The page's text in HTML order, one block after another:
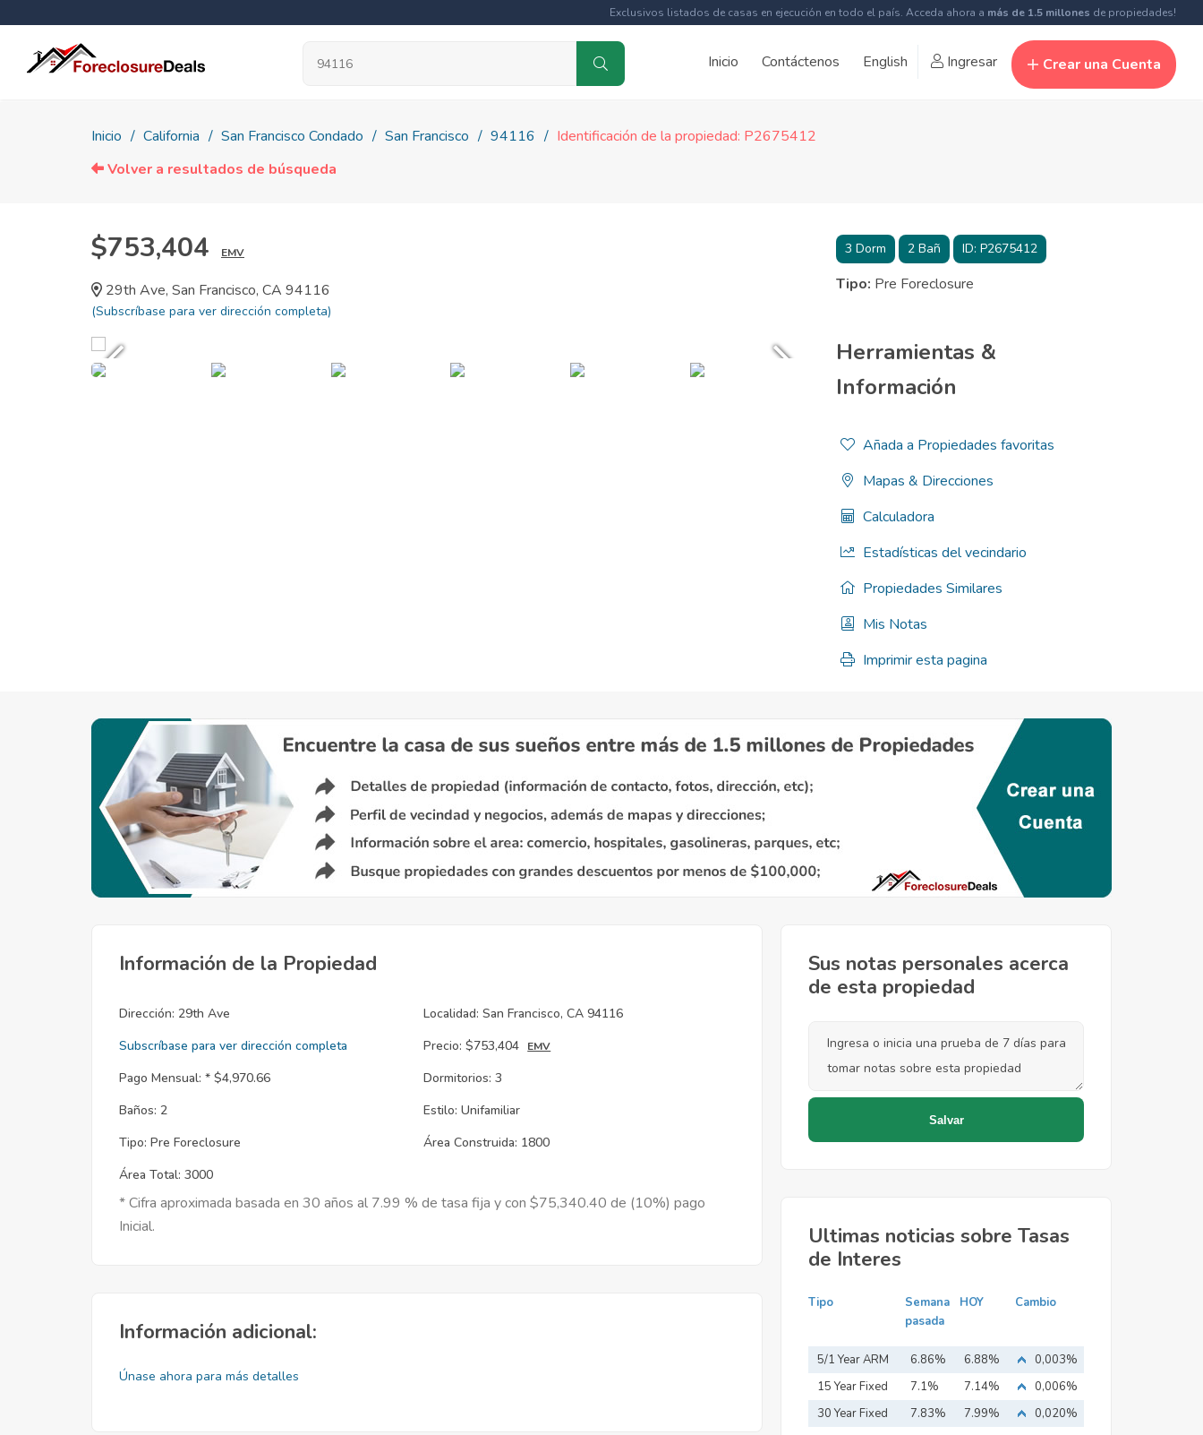
Exclusivos listados de casas en ejecución en todo el país. Acceda ahora a más de 1.5 millones de propiedades!
Inicio Contáctenos English Ingresar Crear una Cuenta
Inicio California San Francisco Condado San Francisco 94116
Identificación de la propiedad: P2675412
Volver a resultados de búsqueda
$753,404 EMV
29th Ave, San Francisco, CA 94116
(Subscríbase para ver dirección completa)
3Dorm 2Bañ ID: P2675412
Tipo: Pre Foreclosure
Herramientas &
Información
Añada a Propiedades favoritas
Mapas & Direcciones
Calculadora
Estadísticas del vecindario
Propiedades Similares
Mis Notas
Imprimir esta pagina
Información de la Propiedad
Dirección: 29th Ave
Subscríbase para ver dirección completa
Localidad: San Francisco, CA 94116
Precio: $753,404 EMV
Pago Mensual: * $4,970.66 Dormitorios: 3
Baños: 2 Estilo: Unifamiliar
Tipo: Pre Foreclosure Área Construida: 1800
Área Total: 3000
* Cifra aproximada basada en 30 años al 7.99 % de tasa fija y con $75,340.40 de (10%) pago
Inicial.
Información adicional:
Únase ahora para más detalles
Sus notas personales acerca
de esta propiedad
Ultimas noticias sobre Tasas
de Interes
Tipo
Semana
pasada
HOY Cambio
5/1 Year ARM 6.86% 6.88%
0,003%
15 Year Fixed
Mortgage
7.1% 7.14%
0,006%
30 Year Fixed
7.83% 7.99% 0,020%